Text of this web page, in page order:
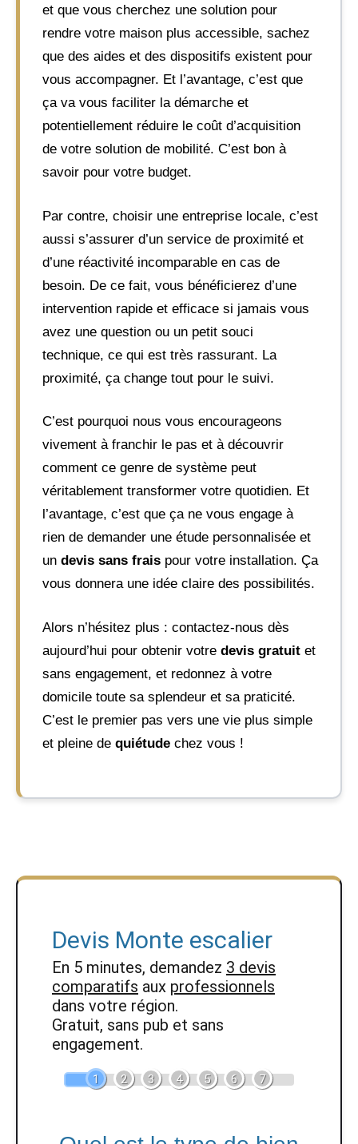
et que vous cherchez une solution pour
rendre votre maison plus accessible, sachez
que des aides et des dispositifs existent pour
vous accompagner. Et l’avantage, c’est que
ça va vous faciliter la démarche et
potentiellement réduire le coût d’acquisition
de votre solution de mobilité. C’est bon à
savoir pour votre budget.
Par contre, choisir une entreprise locale, c’est
aussi s’assurer d’un service de proximité et
d’une réactivité incomparable en cas de
besoin. De ce fait, vous bénéficierez d’une
intervention rapide et efficace si jamais vous
avez une question ou un petit souci
technique, ce qui est très rassurant. La
proximité, ça change tout pour le suivi.
C’est pourquoi nous vous encourageons
vivement à franchir le pas et à découvrir
comment ce genre de système peut
véritablement transformer votre quotidien. Et
l’avantage, c’est que ça ne vous engage à
rien de demander une étude personnalisée et
un devis sans frais pour votre installation. Ça
vous donnera une idée claire des possibilités.
Alors n’hésitez plus : contactez-nous dès
aujourd’hui pour obtenir votre devis gratuit et
sans engagement, et redonnez à votre
domicile toute sa splendeur et sa praticité.
C’est le premier pas vers une vie plus simple
et pleine de quiétude chez vous !
Devis Monte escalier
En 5 minutes, demandez 3 devis
comparatifs aux professionnels
dans votre région.
Gratuit, sans pub et sans
engagement.
1 2 3 4 5 6 7